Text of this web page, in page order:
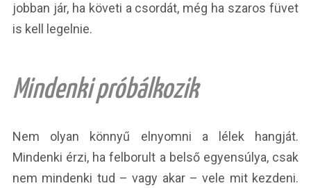
jobban jár, ha követi a csordát, még ha szaros füvet
is kell legelnie.
Mindenki próbálkozik
Nem olyan könnyű elnyomni a lélek hangját.
Mindenki érzi, ha felborult a belső egyensúlya, csak
nem mindenki tud – vagy akar – vele mit kezdeni.